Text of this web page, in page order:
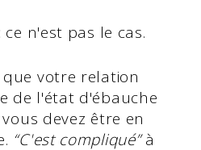
n'est pas le cas.
que votre relation
de l'état d'ébauche
devez être en
“C'est compliqué”à